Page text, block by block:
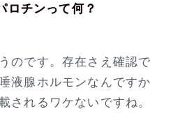
チンって何？
のです。存在さえ確認で
液腺ホルモンなんですか
されるワケないですね。